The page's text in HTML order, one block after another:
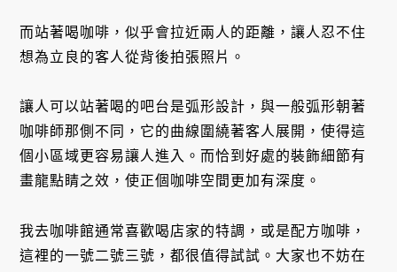
而站著喝咖啡，似乎會拉近兩人的距離，讓人忍不住
想為立良的客人從背後拍張照片。
讓人可以站著喝的吧台是弧形設計，與一般弧形朝著
咖啡師那側不同，它的曲線圍繞著客人展開，使得這
個小區域更容易讓人進入。而恰到好處的裝飾細節有
畫龍點睛之效，使正個咖啡空間更加有深度。
我去咖啡館通常喜歡喝店家的特調，或是配方咖啡，
這裡的一號二號三號，都很值得試試。大家也不妨在